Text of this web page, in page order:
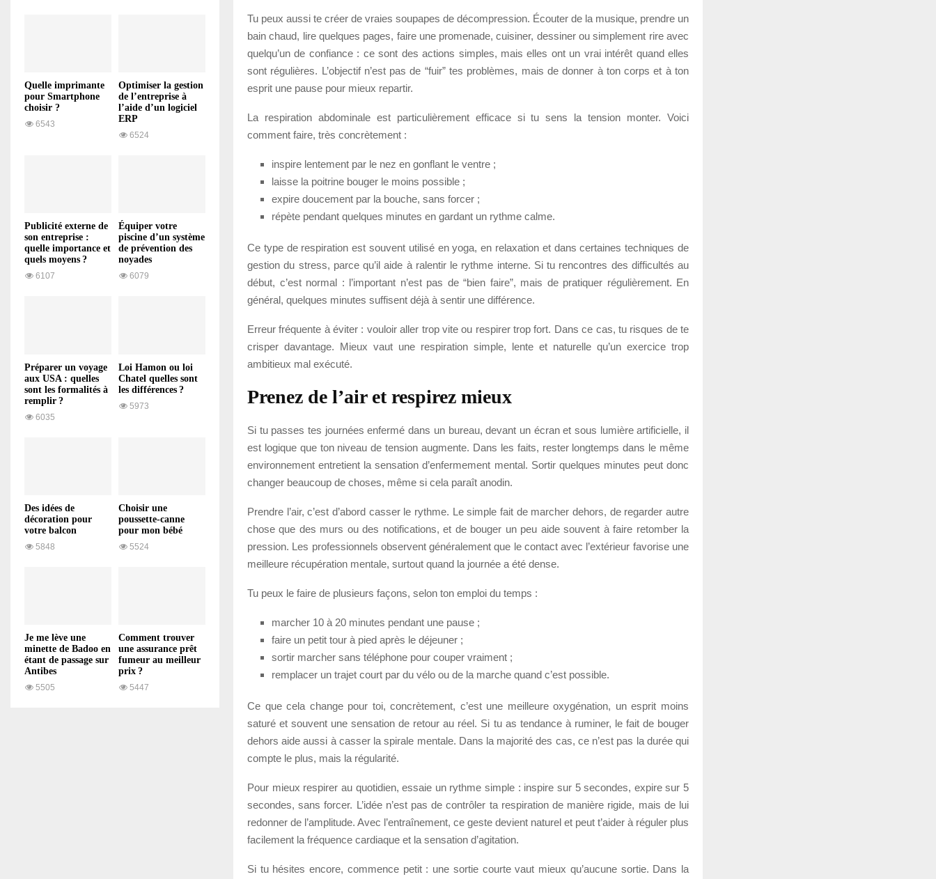
Tu peux aussi te créer de vraies soupapes de décompression. Écouter de la musique, prendre un
bain chaud, lire quelques pages, faire une promenade, cuisiner, dessiner ou simplement rire avec
quelqu’un de confiance : ce sont des actions simples, mais elles ont un vrai intérêt quand elles
sont régulières. L’objectif n’est pas de “fuir” tes problèmes, mais de donner à ton corps et à ton
esprit une pause pour mieux repartir.
La respiration abdominale est particulièrement efficace si tu sens la tension monter. Voici
comment faire, très concrètement :
inspire lentement par le nez en gonflant le ventre ;
laisse la poitrine bouger le moins possible ;
expire doucement par la bouche, sans forcer ;
répète pendant quelques minutes en gardant un rythme calme.
Ce type de respiration est souvent utilisé en yoga, en relaxation et dans certaines techniques de
gestion du stress, parce qu’il aide à ralentir le rythme interne. Si tu rencontres des difficultés au
début, c’est normal : l’important n’est pas de “bien faire”, mais de pratiquer régulièrement. En
général, quelques minutes suffisent déjà à sentir une différence.
Erreur fréquente à éviter : vouloir aller trop vite ou respirer trop fort. Dans ce cas, tu risques de te
crisper davantage. Mieux vaut une respiration simple, lente et naturelle qu’un exercice trop
ambitieux mal exécuté.
Prenez de l’air et respirez mieux
Si tu passes tes journées enfermé dans un bureau, devant un écran et sous lumière artificielle, il
est logique que ton niveau de tension augmente. Dans les faits, rester longtemps dans le même
environnement entretient la sensation d’enfermement mental. Sortir quelques minutes peut donc
changer beaucoup de choses, même si cela paraît anodin.
Prendre l’air, c’est d’abord casser le rythme. Le simple fait de marcher dehors, de regarder autre
chose que des murs ou des notifications, et de bouger un peu aide souvent à faire retomber la
pression. Les professionnels observent généralement que le contact avec l’extérieur favorise une
meilleure récupération mentale, surtout quand la journée a été dense.
Tu peux le faire de plusieurs façons, selon ton emploi du temps :
marcher 10 à 20 minutes pendant une pause ;
faire un petit tour à pied après le déjeuner ;
sortir marcher sans téléphone pour couper vraiment ;
remplacer un trajet court par du vélo ou de la marche quand c’est possible.
Ce que cela change pour toi, concrètement, c’est une meilleure oxygénation, un esprit moins
saturé et souvent une sensation de retour au réel. Si tu as tendance à ruminer, le fait de bouger
dehors aide aussi à casser la spirale mentale. Dans la majorité des cas, ce n’est pas la durée qui
compte le plus, mais la régularité.
Pour mieux respirer au quotidien, essaie un rythme simple : inspire sur 5 secondes, expire sur 5
secondes, sans forcer. L’idée n’est pas de contrôler ta respiration de manière rigide, mais de lui
redonner de l’amplitude. Avec l’entraînement, ce geste devient naturel et peut t’aider à réguler plus
facilement la fréquence cardiaque et la sensation d’agitation.
Si tu hésites encore, commence petit : une sortie courte vaut mieux qu’aucune sortie. Dans la
Quelle imprimante
pour Smartphone
choisir ?
6543
Optimiser la gestion
de l’entreprise à
l’aide d’un logiciel
ERP
6524
Publicité externe de
son entreprise :
quelle importance et
quels moyens ?
6107
Équiper votre
piscine d’un système
de prévention des
noyades
6079
Préparer un voyage
aux USA : quelles
sont les formalités à
remplir ?
6035
Loi Hamon ou loi
Chatel quelles sont
les différences ?
5973
Des idées de
décoration pour
votre balcon
5848
Choisir une
poussette-canne
pour mon bébé
5524
Je me lève une
minette de Badoo en
étant de passage sur
Antibes
5505
Comment trouver
une assurance prêt
fumeur au meilleur
prix ?
5447